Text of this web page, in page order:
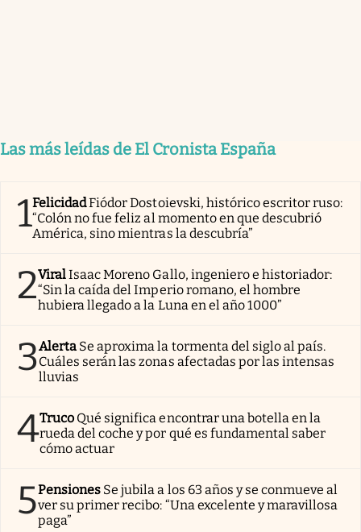
Las más leídas de El Cronista España
1FelicidadFiódor Dostoievski, histórico escritor ruso:
“Colón no fue feliz al momento en que descubrió
América, sino mientras la descubría”
2ViralIsaac Moreno Gallo, ingeniero e historiador:
“Sin la caída del Imperio romano, el hombre
hubiera llegado a la Luna en el año 1000”
3Alerta Se aproxima la tormenta del siglo al país.
Cuáles serán las zonas afectadas por las intensas
lluvias
4Truco Qué significa encontrar una botella en la
rueda del coche y por qué es fundamental saber
cómo actuar
5Pensiones Se jubila a los 63 años y se conmueve al
ver su primer recibo: “Una excelente y maravillosa
paga”